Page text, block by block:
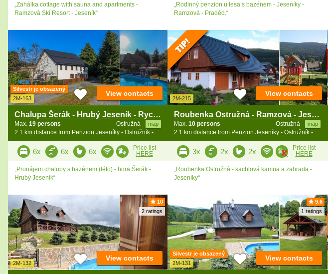
„Zahálka cottage with sauna and apartments -
Ramzová Ski Resort - Jeseník“
„Rodinný penzion u lesa s bazénem - Jeseníky -
Ramzová - Praděd.“
Silvestr je obsazený
2M-163
Chalupa Šerák - Hrubý Jeseník - Rychlebské hory
Ostružná map
Max. 19 persons
2.1 km distance from Penzion Jeseníky - Ostružník - Petříkov - Ramzová
View contacts
6x 6x 6x
Price list
HERE
„Pronájem chalupy s bazénem (léto) - hora Šerák -
Hrubý Jeseník“
2M-215
Roubenka Ostružná - Ramzová - Jeseníky
Ostružná map
Max. 10 persons
2.1 km distance from Penzion Jeseníky - Ostružník - Petříkov - Ramzová
View contacts
3x 2x 2x
Price list
HERE
„Roubenka Ostružná - kachlová kamna a zahrada -
Jeseníky“
10
2 ratings
2M-132
View contacts
9.6
1 ratings
Silvestr je obsazený
2M-131
View contacts